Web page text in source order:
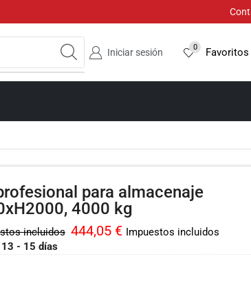
Iniciar sesión 0 Favoritos
para almacenaje
4000 kg
incluidos 444,05 € Impuestos incluidos
13 - 15 días